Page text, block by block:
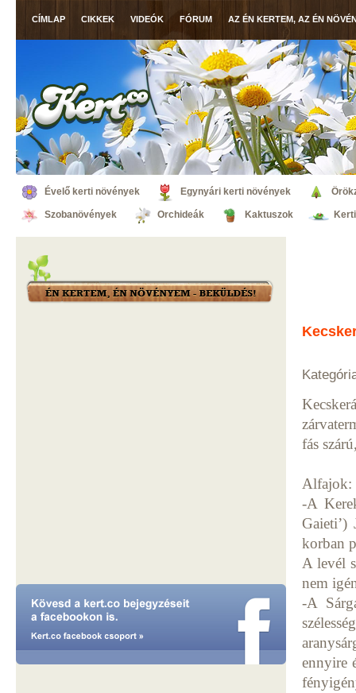
CÍMLAP CIKKEK VIDEÓK FÓRUM AZ ÉN KERTEM, AZ ÉN
Évelő kerti növények Egynyári kerti növények
Szobanövények Orchideák Kaktuszok
fás
Alfajok:
-A
Gaieti’)
korban
A levél
nem
-A
ennyire